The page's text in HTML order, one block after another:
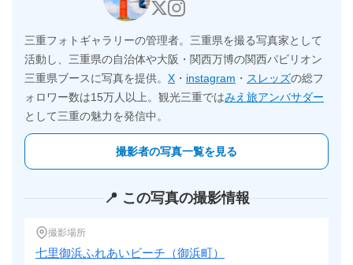
三重フォトギャラリーの管理者。三重県を撮る写真家として
活動し、三重県の自治体や大阪・関西万博の関西パビリオン
三重県ブースに写真を提供。 X ・ instagram ・ スレッズの総フ
ォロワー数は15万人以上。観光三重ではみえ旅アンバサダー
として三重の魅力を発信中。
撮影者の写真一覧を見る
📍 この写真の撮影情報
撮影場所
七里御浜ふれあいビーチ（御浜町）